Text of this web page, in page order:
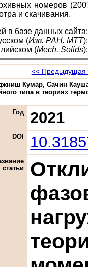
номеров
и скачивания.
в базе данных сайта:
(Изв. РАН. МТТ):
(Mech. Solids):
<< Предыдущая
Кумар, Сачин
типа в теориях
Год 2021
DOI
статьи